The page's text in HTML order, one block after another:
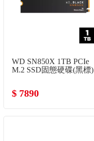
WD SN850X 1TB PCIe
M.2 SSD固態硬碟(黑標)
$ 7890